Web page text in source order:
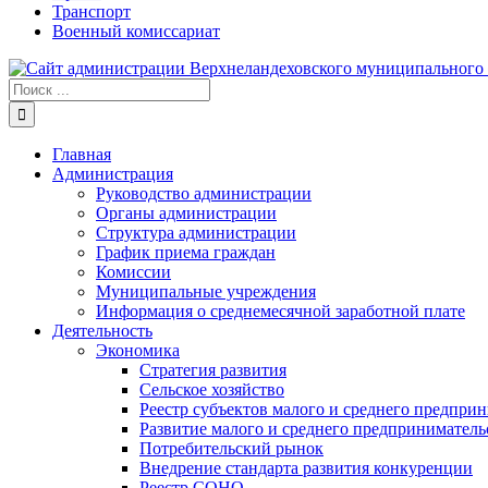
Транспорт
Военный комиссариат
Результат
поиска:
Главная
Администрация
Руководство администрации
Органы администрации
Структура администрации
График приема граждан
Комиссии
Муниципальные учреждения
Информация о среднемесячной заработной плате
Деятельность
Экономика
Стратегия развития
Сельское хозяйство
Реестр субъектов малого и среднего
Развитие малого и среднего
Потребительский рынок
Внедрение стандарта развития конкуренции